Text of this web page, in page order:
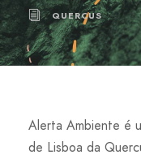
QUERCUS
Alerta Ambiente é
de Lisboa da